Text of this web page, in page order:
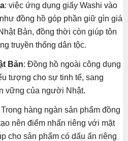
: việc ứng dụng giấy Washi vào
đồng hồ góp phần giữ gìn giá
Bản, đồng thời còn giúp tôn
truyền thống dân tộc.
Bản: Đồng hồ ngoài công dụng
tượng cho sự tinh tế, sang
vững của người Nhật.
Trong hàng ngàn sản phẩm đồng
nên điểm nhấn riêng với mặt
cho sản phẩm có dấu ấn riêng